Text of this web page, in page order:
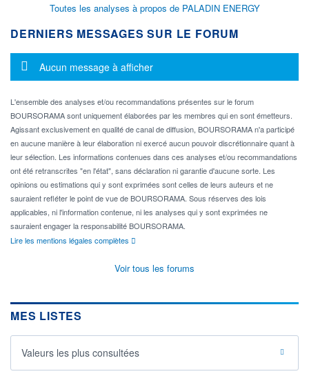
Toutes les analyses à propos de PALADIN ENERGY
DERNIERS MESSAGES SUR LE FORUM
Message d'information
Aucun message à afficher
L'ensemble des analyses et/ou recommandations présentes sur le forum
BOURSORAMA sont uniquement élaborées par les membres qui en sont émetteurs.
Agissant exclusivement en qualité de canal de diffusion, BOURSORAMA n'a participé
en aucune manière à leur élaboration ni exercé aucun pouvoir discrétionnaire quant à
leur sélection. Les informations contenues dans ces analyses et/ou recommandations
ont été retranscrites "en l'état", sans déclaration ni garantie d'aucune sorte. Les
opinions ou estimations qui y sont exprimées sont celles de leurs auteurs et ne
sauraient refléter le point de vue de BOURSORAMA. Sous réserves des lois
applicables, ni l'information contenue, ni les analyses qui y sont exprimées ne
sauraient engager la responsabilité BOURSORAMA.
Lire les mentions légales complètes
Voir tous les forums
MES LISTES
Valeurs les plus consultées